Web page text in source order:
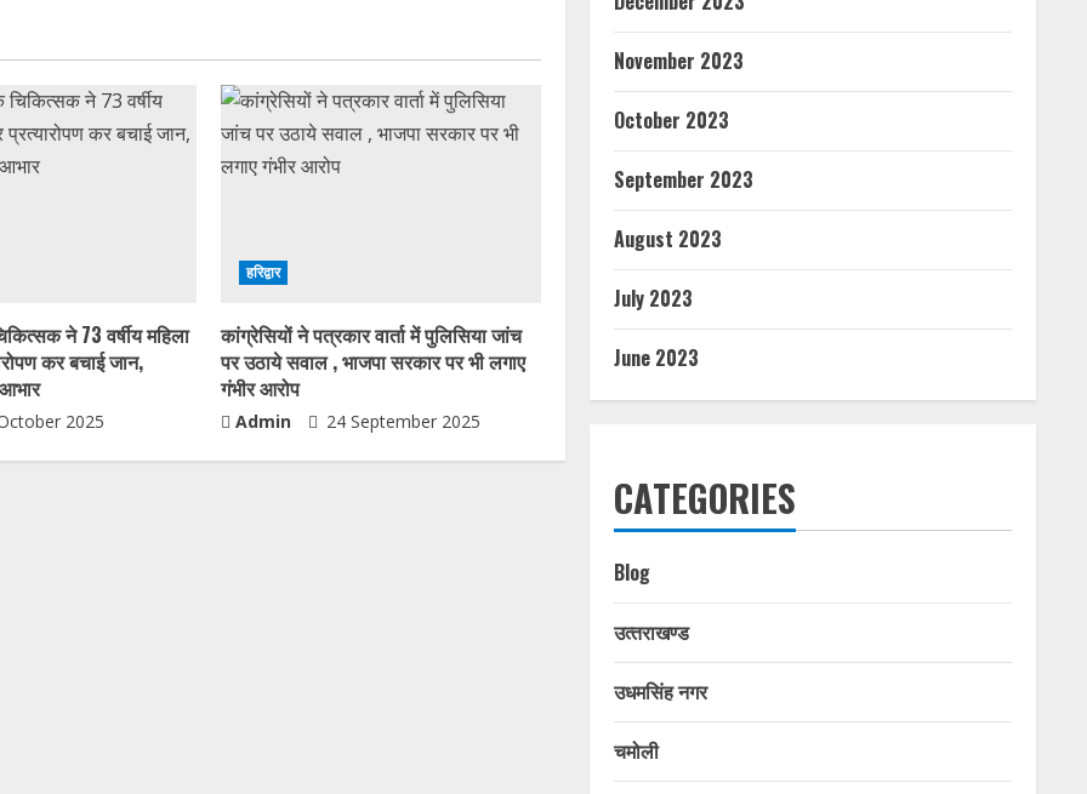
ने 73 वर्षीय महिला
कर बचाई जान,
2025
हरिद्वार
कांग्रेसियों ने पत्रकार वार्ता में पुलिसिया जांच
पर उठाये सवाल , भाजपा सरकार पर भी लगाए
गंभीर आरोप
Admin 24 September 2025
November 2023
October 2023
September 2023
August 2023
July 2023
June 2023
CATEGORIES
Blog
उत्‍तराखण्‍ड
उधमसिंह नगर
चमोली